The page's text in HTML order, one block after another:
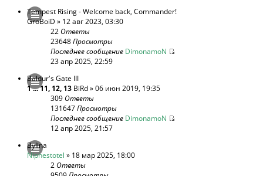
Tempest Rising - Welcome back, Commander!
GroBoiD » 12 авг 2023, 03:30
22Ответы
23648Просмотры
Последнее сообщение DimonamoN
23 апр 2025, 22:59
Baldur's Gate III
1...11, 12, 13 BiRd» 06 июн 2019, 19:35
309Ответы
131647Просмотры
Последнее сообщение DimonamoN
12 апр 2025, 21:57
Bylina
Niphestotel » 18 мар 2025, 18:00
2Ответы